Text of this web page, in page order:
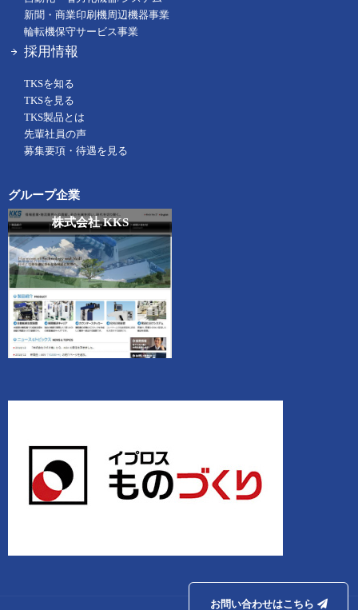
新聞・商業印刷機周辺機器事業
輪転機保守サービス事業
採用情報
TKSを知る
TKSを見る
TKS製品とは
先輩社員の声
募集要項・待遇を見る
グループ企業
株式会社 KKS
お問い合わせはこちら